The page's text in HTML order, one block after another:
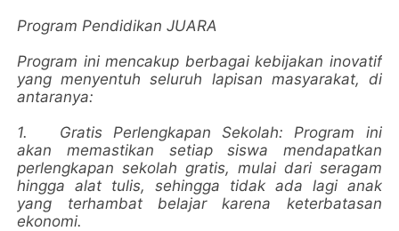
Program Pendidikan JUARA
Program ini mencakup berbagai kebijakan inovatif
yang menyentuh seluruh lapisan masyarakat, di
antaranya:
1.
Gratis Perlengkapan Sekolah: Program ini
akan memastikan setiap siswa mendapatkan
perlengkapan sekolah gratis, mulai dari seragam
hingga alat tulis, sehingga tidak ada lagi anak
yang terhambat belajar karena keterbatasan
ekonomi.